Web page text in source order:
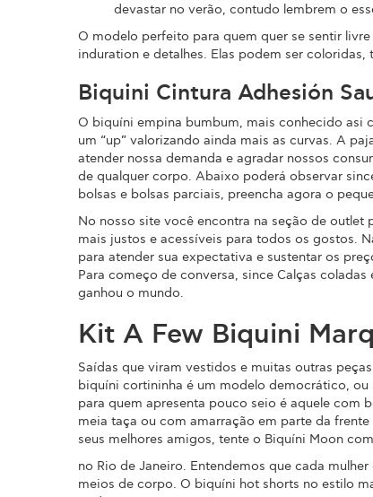
devastar no verão, contudo lembrem o
O modelo perfeito para quem quer se sentir
induration e detalhes. Elas podem ser
Biquini Cintura Adhesión
O biquíni empina bumbum, mais conhecido asi
um “up” valorizando ainda mais as curvas. A
atender nossa demanda e agradar nossos
de qualquer corpo. Abaixo poderá observar
bolsas e bolsas parciais, preencha agora o
No nosso site você encontra na seção de
mais justos e acessíveis para todos os gostos.
para atender sua expectativa e sustentar os
Para começo de conversa, since Calças
ganhou o mundo.
Kit A Few Biquini
Saídas que viram vestidos e muitas outras
biquíni cortininha é um modelo democrático,
para quem apresenta pouco seio é aquele com
meia taça ou com amarração em parte da
seus melhores amigos, tente o Biquíni Moon
no Rio de Janeiro. Entendemos que cada
meios de corpo. O biquíni hot shorts no estilo